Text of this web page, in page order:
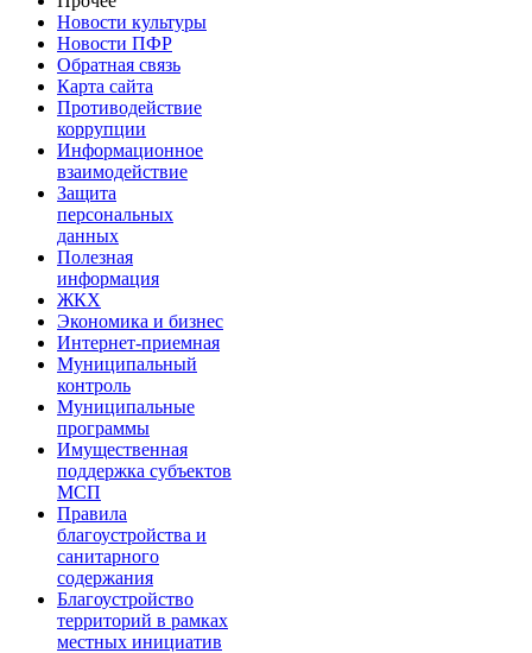
Новости культуры
Новости ПФР
Обратная связь
Карта сайта
Противодействие
коррупции
Информационное
взаимодействие
Защита
персональных
данных
Полезная
информация
ЖКХ
Экономика и бизнес
Интернет-приемная
Муниципальный
контроль
Муниципальные
программы
Имущественная
поддержка субъектов
МСП
Правила
благоустройства и
санитарного
содержания
Благоустройство
территорий в рамках
местных инициатив